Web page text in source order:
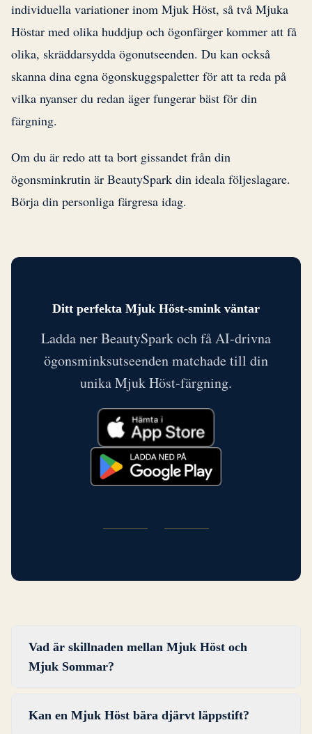
individuella variationer inom Mjuk Höst, så två Mjuka
Höstar med olika huddjup och ögonfärger kommer att få
olika, skräddarsydda ögonutseenden. Du kan också
skanna dina egna ögonskuggspaletter för att ta reda på
vilka nyanser du redan äger fungerar bäst för din
färgning.
Om du är redo att ta bort gissandet från din
ögonsminkrutin är BeautySpark din ideala följeslagare.
Börja din personliga färgresa idag.
Ditt perfekta Mjuk Höst-smink väntar
Ladda ner BeautySpark och få AI-drivna
ögonsminksutseenden matchade till din
unika Mjuk Höst-färgning.
Vad är skillnaden mellan Mjuk Höst och
Mjuk Sommar?
dämpning, vilket är varför de sitter bredvid
Kan en Mjuk Höst bära djärvt läppstift?